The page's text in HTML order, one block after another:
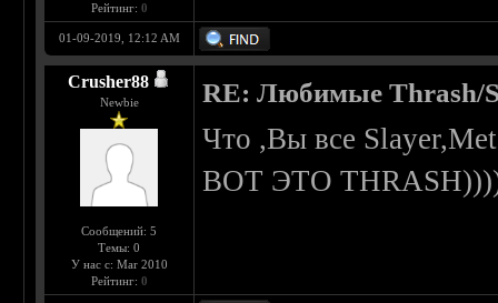
Рейтинг: 0
01-09-2019, 12:12 AM
Crusher88
Newbie
Сообщений: 5
Темы: 0
У нас с: Mar 2010
Рейтинг: 0
RE: Любимые Thrash/
Что ,Вы все
ВОТ ЭТО